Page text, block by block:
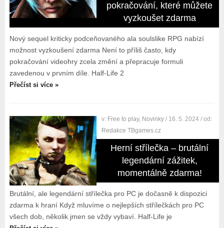
pokračování, které můžete
vyzkoušet zdarma
Nový sequel kriticky podceňovaného ala soulslike RPG nabízí
možnost vyzkoušení zdarma Není to příliš často, kdy
pokračování videohry zcela změní a přepracuje formuli
zavedenou v prvním díle. Half-Life 2
Přečíst si více »
v: Free to play, Novinky / 16. 5. 2024 / od:
Redakce TBgames.cz
Herní střílečka – brutální
legendární zážitek,
momentálně zdarma!
Brutální, ale legendární střílečka pro PC je dočasně k dispozici
zdarma k hraní Když mluvíme o nejlepších střílečkách pro PC
všech dob, několik jmen se vždy vybaví. Half-Life je